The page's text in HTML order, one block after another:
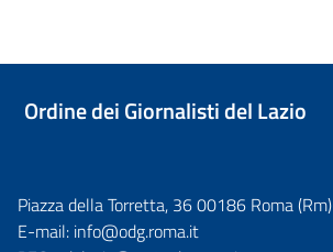
Ordine dei Giornalisti del Lazio
Piazza della Torretta, 36 00186 Roma (Rm)
E-mail: info@odg.roma.it